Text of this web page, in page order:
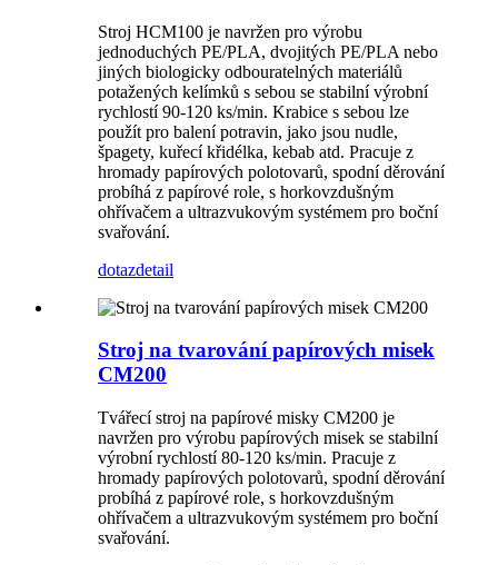
Stroj HCM100 je navržen pro výrobu
jednoduchých PE/PLA, dvojitých PE/PLA nebo
jiných biologicky odbouratelných materiálů
potažených kelímků s sebou se stabilní výrobní
rychlostí 90-120 ks/min. Krabice s sebou lze
použít pro balení potravin, jako jsou nudle,
špagety, kuřecí křidélka, kebab atd. Pracuje z
hromady papírových polotovarů, spodní děrování
probíhá z papírové role, s horkovzdušným
ohřívačem a ultrazvukovým systémem pro boční
svařování.
dotazdetail
Stroj na tvarování papírových misek
CM200
Tvářecí stroj na papírové misky CM200 je
navržen pro výrobu papírových misek se stabilní
výrobní rychlostí 80-120 ks/min. Pracuje z
hromady papírových polotovarů, spodní děrování
probíhá z papírové role, s horkovzdušným
ohřívačem a ultrazvukovým systémem pro boční
svařování.